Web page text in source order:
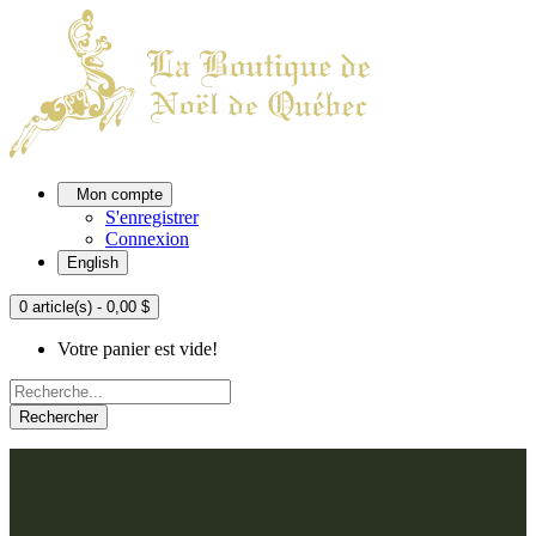
Mon compte
S'enregistrer
Connexion
English
0 article(s) - 0,00 $
Votre panier est vide!
Rechercher